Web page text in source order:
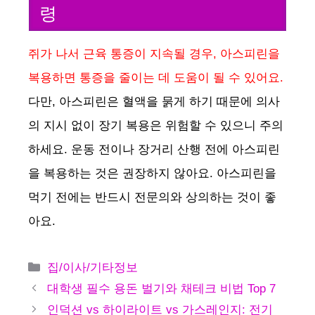
령
쥐가 나서 근육 통증이 지속될 경우, 아스피린을
복용하면 통증을 줄이는 데 도움이 될 수 있어요.
다만, 아스피린은 혈액을 묽게 하기 때문에 의사
의 지시 없이 장기 복용은 위험할 수 있으니 주의
하세요. 운동 전이나 장거리 산행 전에 아스피린
을 복용하는 것은 권장하지 않아요. 아스피린을
먹기 전에는 반드시 전문의와 상의하는 것이 좋
아요.
카
테
집/이사/기타정보
대학생 필수 용돈 벌기와 채테크 비법 Top 7
인덕션 vs 하이라이트 vs 가스레인지: 전기